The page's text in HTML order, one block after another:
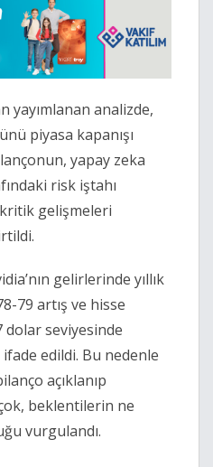
yayımlanan analizde,
piyasa kapanışı
yapay zeka
risk iştahı
kritik gelişmeleri
gelirlerinde yıllık
79 artış ve hisse
dolar seviyesinde
edildi. Bu nedenle
açıklanıp
beklentilerin ne
vurgulandı.